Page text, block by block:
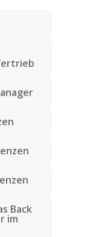
Back
im